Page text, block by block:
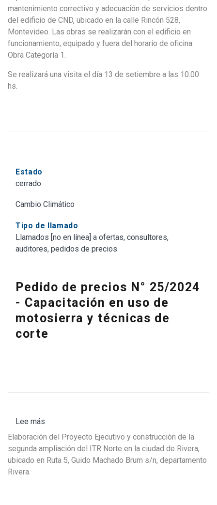
Nº
01/2024
–
Edificio
CND
mantenimiento correctivo y adecuación de servicios dentro
del edificio de CND, ubicado en la calle Rincón 528,
Montevideo. Las obras se realizarán con el edificio en
funcionamiento; equipado y fuera del horario de oficina.
Obra Categoría 1.
Se realizará una visita el día 13 de setiembre a las 10.00
hs.
Estado
cerrado
Cambio Climático
Tipo de llamado
Llamados [no en línea] a ofertas, consultores,
auditores, pedidos de precios
Pedido de precios N° 25/2024
- Capacitación en uso de
motosierra y técnicas de
corte
Lee más
Llamado
n°
01/2024
Elaboración del Proyecto Ejecutivo y construcción de la
segunda ampliación del ITR Norte en la ciudad de Rivera,
ubicado en Ruta 5, Guido Machado Brum s/n, departamento
Rivera.